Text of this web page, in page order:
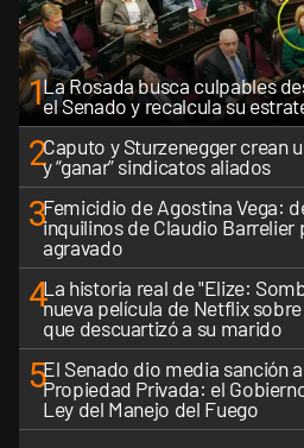
1La Rosada busca culpables
el Senado y recalcula su
2Caputo y Sturzenegger crean
y “ganar” sindicatos aliados
3Femicidio de Agostina Vega:
inquilinos de Claudio
agravado
4La historia real de "Elize:
nueva película de Netflix
que descuartizó a su marido
5El Senado dio media sanción
Propiedad Privada: el
Ley del Manejo del Fuego